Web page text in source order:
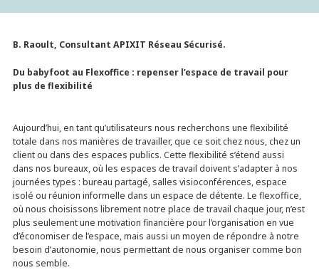
B. Raoult, Consultant APIXIT Réseau Sécurisé.
Du babyfoot au Flexoffice : repenser l’espace de travail pour
plus de flexibilité
Aujourd’hui, en tant qu’utilisateurs nous recherchons une flexibilité
totale dans nos manières de travailler, que ce soit chez nous, chez un
client ou dans des espaces publics. Cette flexibilité s’étend aussi
dans nos bureaux, où les espaces de travail doivent s’adapter à nos
journées types : bureau partagé, salles visioconférences, espace
isolé ou réunion informelle dans un espace de détente. Le flexoffice,
où nous choisissons librement notre place de travail chaque jour, n’est
plus seulement une motivation financière pour l’organisation en vue
d’économiser de l’espace, mais aussi un moyen de répondre à notre
besoin d’autonomie, nous permettant de nous organiser comme bon
nous semble.